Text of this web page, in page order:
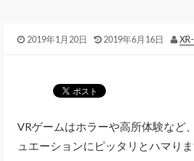
2019年1月20日 2019年6月16日
VRゲームはホラーや高所体験など
ュエーションにピッタリとハマりま